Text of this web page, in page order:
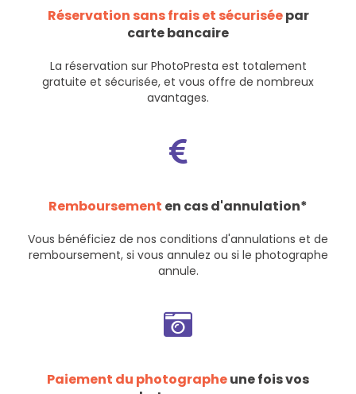
Réservation sans frais et sécuriséepar
carte bancaire
La réservation sur PhotoPresta est totalement
gratuite et sécurisée, et vous offre de nombreux
avantages.
Remboursement en cas d'annulation*
Vous bénéficiez de nos conditions d'annulations et de
remboursement, si vous annulez ou si le photographe
annule.
Paiement du photographeune fois vos